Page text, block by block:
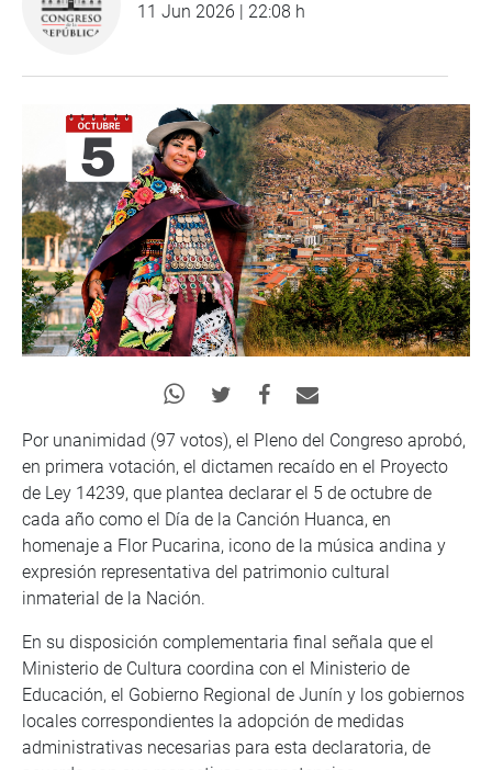
11 Jun 2026 | 22:08 h
Por unanimidad (97 votos), el Pleno del Congreso aprobó,
en primera votación, el dictamen recaído en el Proyecto
de Ley 14239, que plantea declarar el 5 de octubre de
cada año como el Día de la Canción Huanca, en
homenaje a Flor Pucarina, icono de la música andina y
expresión representativa del patrimonio cultural
inmaterial de la Nación.
En su disposición complementaria final señala que el
Ministerio de Cultura coordina con el Ministerio de
Educación, el Gobierno Regional de Junín y los gobiernos
locales correspondientes la adopción de medidas
administrativas necesarias para esta declaratoria, de